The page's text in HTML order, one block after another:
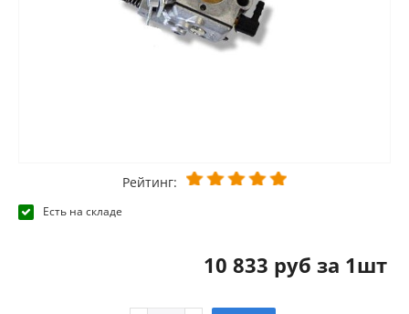
Рейтинг:
Есть на складе
10 833 руб за 1шт